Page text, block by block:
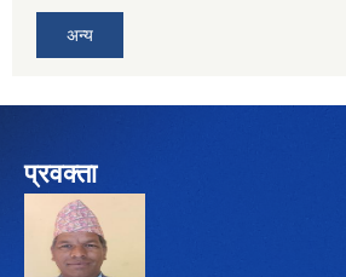
अन्य
प्रवक्ता